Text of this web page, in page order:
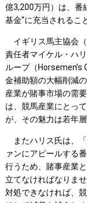
億3,200万円）は、番
基金”に充当されるこ
イギリス馬主協会
責任者マイケル・ハ
ループ（
金補助額の大幅削減
産業が賭事市場の需
は、競馬産業にとっ
が、その魅力は若年
またハリス氏は、
ァンにアピールする
行うため、賭事産業
立てなければなりま
対処できなければ、